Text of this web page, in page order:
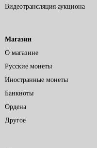
Видеотрансляция аукциона
Магазин
О магазине
Русские монеты
Иностранные монеты
Банкноты
Ордена
Другое